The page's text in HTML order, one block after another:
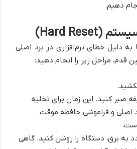
دهیم.
دلیل خطای نرم‌افزاری در برد اصلی
قدم، مراحل زیر را انجام دهید:
۵ تا ۱۰ دقیقه صبر کنید. این زمان برای تخلیه
اصلی و فراموشی حافظه موقت
به برق، دستگاه را روشن کنید. گاهی